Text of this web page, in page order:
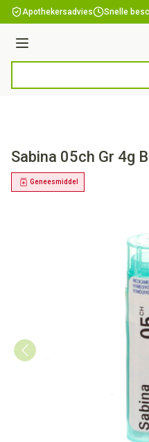
Ga naar de inhoud
Apothekersadvies Snelle
Menu
Sabina 05ch Gr 4g
Geneesmiddel